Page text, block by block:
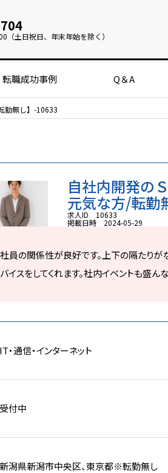
（土日祝日、年末年始を除く）
転職成功事例 Q＆A
勤無し】-10633
自社内開発の
元気な方/転勤
求人ID 10633
掲載日時 2024-05-29
社員の関係性が良好です。上下の隔たりが
バイスをしてくれます。社内イベントも盛
IT・通信・インターネット
受付中
新潟県新潟市中央区、東京都※転勤無し